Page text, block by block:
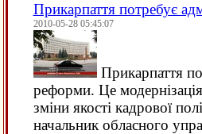
Прикарпаття потребує
2010-05-28 05:45:07
Прикарпаття
реформи. Це
зміни якості кадрової
начальник обласного